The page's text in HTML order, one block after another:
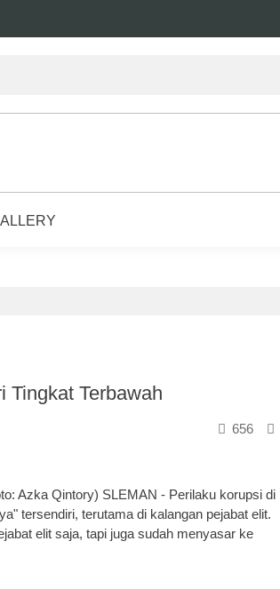
Tingkat Terbawah
656
Azka Qintory) SLEMAN - Perilaku korupsi di
tersendiri, terutama di kalangan pejabat elit.
elit saja, tapi juga sudah menyasar ke